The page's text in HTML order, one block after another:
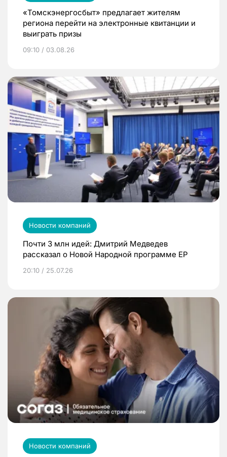
«Томскэнергосбыт» предлагает жителям
региона перейти на электронные квитанции и
выиграть призы
09:10 / 03.08.26
Новости компаний
Почти 3 млн идей: Дмитрий Медведев
рассказал о Новой Народной программе ЕР
20:10 / 25.07.26
Новости компаний